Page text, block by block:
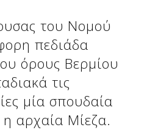
του Νομού
πεδιάδα
όρους Βερμίου
τις
μία σπουδαία
αρχαία Μίεζα.